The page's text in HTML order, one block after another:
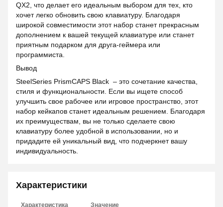
QX2, что делает его идеальным выбором для тех, кто
хочет легко обновить свою клавиатуру. Благодаря
широкой совместимости этот набор станет прекрасным
дополнением к вашей текущей клавиатуре или станет
приятным подарком для друга-геймера или
программиста.
Вывод
SteelSeries PrismCAPS Black – это сочетание качества,
стиля и функциональности. Если вы ищете способ
улучшить свое рабочее или игровое пространство, этот
набор кейкапов станет идеальным решением. Благодаря
их преимуществам, вы не только сделаете свою
клавиатуру более удобной в использовании, но и
придадите ей уникальный вид, что подчеркнет вашу
индивидуальность.
Характеристики
Характеристика Значение